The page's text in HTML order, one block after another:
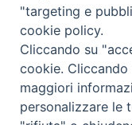
Coordinamento
"targeting e
cookie policy.
Cliccando su
cookie.
maggiori
personalizzare le